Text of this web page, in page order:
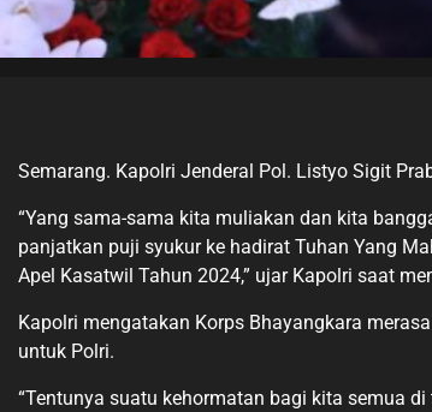
Semarang. Kapolri Jenderal Pol. Listyo Sigit
“Yang sama-sama kita muliakan dan kita
panjatkan puji syukur ke hadirat Tuhan Yang
Apel Kasatwil Tahun 2024,” ujar Kapolri saat
Kapolri mengatakan Korps Bhayangkara
untuk Polri.
“Tentunya suatu kehormatan bagi kita semua